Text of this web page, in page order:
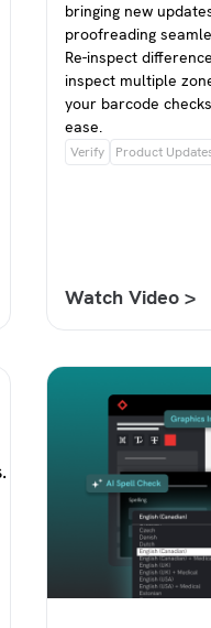
bringing new
proofreading
Re-inspect
inspect multiple
your barcode
ease.
Verify Product
Watch Video >